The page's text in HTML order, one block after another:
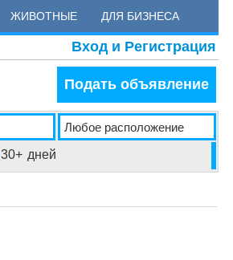
ЖИВОТНЫЕ ДЛЯ БИЗНЕСА
Вход и Регистрация
Подать объявление
30+ дней